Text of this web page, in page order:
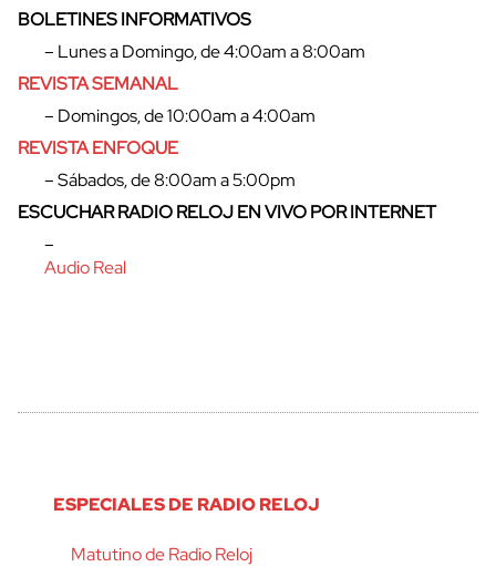
BOLETINES INFORMATIVOS
– Lunes a Domingo, de 4:00am a 8:00am
REVISTA SEMANAL
– Domingos, de 10:00am a 4:00am
REVISTA ENFOQUE
– Sábados, de 8:00am a 5:00pm
ESCUCHAR RADIO RELOJ EN VIVO POR INTERNET
–
Audio Real
ESPECIALES DE RADIO RELOJ
Matutino de Radio Reloj